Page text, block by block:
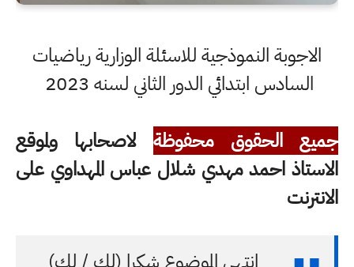
الاجوبة النموذجية للاسئلة الوزارية رياضيات
السادس ابتدائي الدور الثاني لسنه 2023
جميع الحقوق محفوظة لاصحابها ولموقع
الاستاذ احمد مهدي شلال عباس المهداوي على
الانترنت